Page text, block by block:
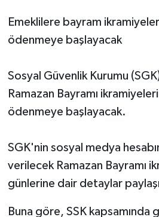
Emeklilere bayram
ödenmeye başlayacak
Sosyal Güvenlik Kurumu
Ramazan Bayramı
ödenmeye başlayacak.
SGK'nin sosyal medya
verilecek Ramazan Bayramı
günlerine dair detaylar
Buna göre, SSK kapsamında